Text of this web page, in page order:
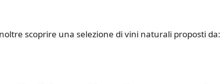
scoprire una selezione di vini naturali proposti da: